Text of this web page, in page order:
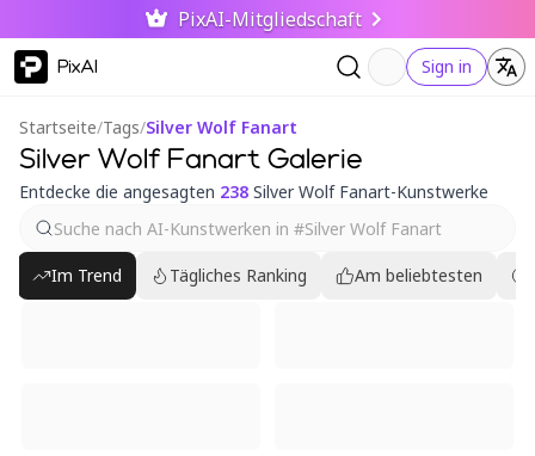
PixAI-Mitgliedschaft
PixAI Sign in
Startseite/Tags/Silver Wolf Fanart
Silver Wolf Fanart Galerie
Entdecke die angesagten 238 Silver Wolf Fanart-Kunstwerke
Im Trend Tägliches Ranking Am beliebtesten